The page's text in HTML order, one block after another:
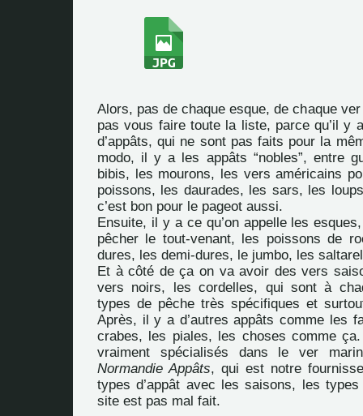
Alors, pas de chaque esque, de chaque
pas vous faire toute la liste, parce qu’il y
d’appâts, qui ne sont pas faits pour la
modo, il y a les appâts “nobles”, entre
bibis, les mourons, les vers américains
poissons, les daurades, les sars, les
c’est bon pour le pageot aussi.
Ensuite, il y a ce qu’on appelle les
pêcher le tout-venant, les poissons de
dures, les demi-dures, le jumbo, les
Et à côté de ça on va avoir des vers
vers noirs, les cordelles, qui sont à
types de pêche très spécifiques et
Après, il y a d’autres appâts comme les
crabes, les piales, les choses comme
vraiment spécialisés dans le ver
Normandie Appâts, qui est notre
types d’appât avec les saisons, les
site est pas mal fait.